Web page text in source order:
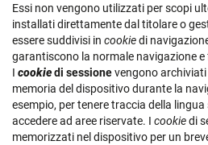
Essi non vengono utilizzati per scopi
installati direttamente dal titolare o
essere suddivisi in cookiedi
garantiscono la normale navigazione
I cookiedi sessionevengono
memoria del dispositivo durante la
esempio, per tenere traccia della
accedere ad aree riservate. I cookiedi
memorizzati nel dispositivo per un